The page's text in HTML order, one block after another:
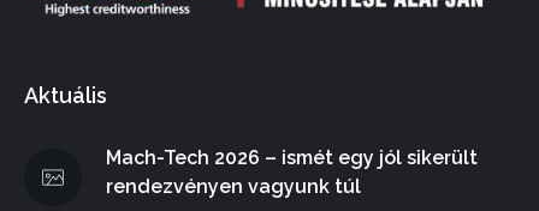
Aktuális
Mach-Tech 2026 – ismét egy jól sikerült
rendezvényen vagyunk túl